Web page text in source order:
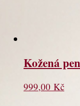
Kožená
999,00 Kč